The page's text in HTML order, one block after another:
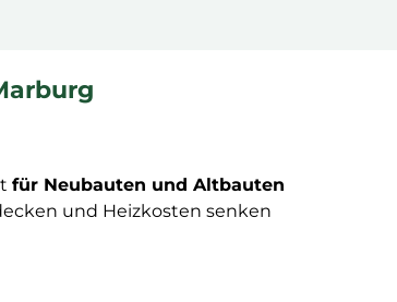
für Neubauten und Altbauten
und Heizkosten senken